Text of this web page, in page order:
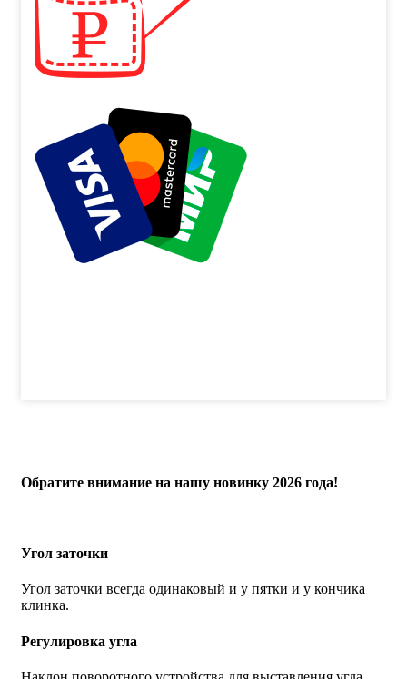
Обратите внимание на нашу новинку 2026 года!
Угол заточки
Угол заточки всегда одинаковый и у пятки и у кончика
клинка.
Регулировка угла